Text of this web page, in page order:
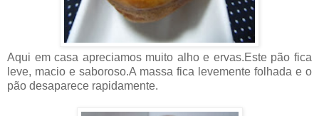
Aqui em casa apreciamos muito alho e ervas.Este pão fica
leve, macio e saboroso.A massa fica levemente folhada e o
pão desaparece rapidamente.